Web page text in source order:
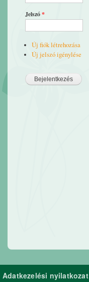
Jelszó*
Új fiók létrehozása
Új jelszó igénylése
Adatkezelési nyilatkozat